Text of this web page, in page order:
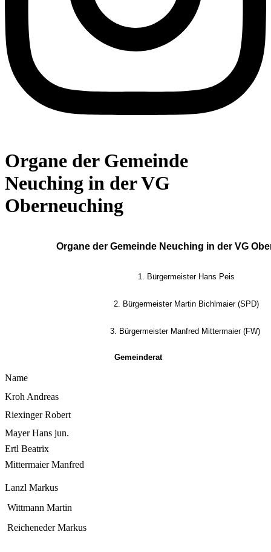
Organe der Gemeinde
Neuching in der VG
Oberneuching
Organe der Gemeinde Neuching in der VG
1. Bürgermeister Hans Peis
2. Bürgermeister Martin Bichlmaier (SPD)
3. Bürgermeister Manfred Mittermaier (FW)
Gemeinderat
Name
Kroh Andreas
Riexinger Robert
Mayer Hans jun.
Ertl Beatrix
Mittermaier Manfred
Lanzl Markus
Wittmann Martin
Reicheneder Markus